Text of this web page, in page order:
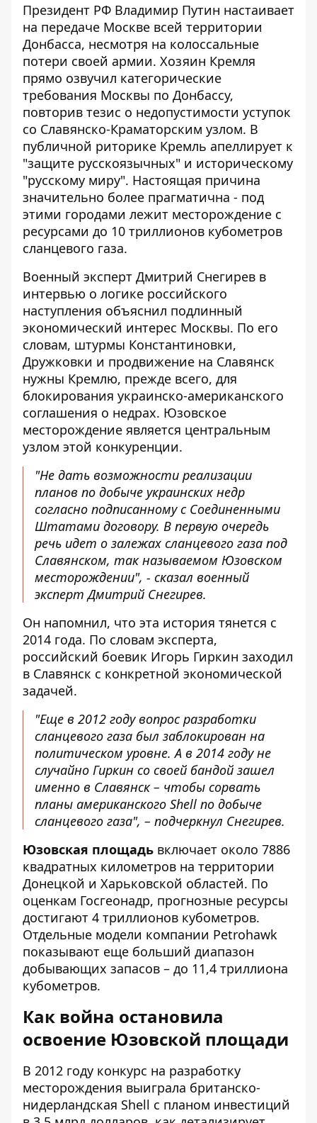
Президент РФ Владимир Путин настаивает
на передаче Москве всей территории
Донбасса, несмотря на колоссальные
потери своей армии. Хозяин Кремля
прямо озвучил категорические
требования Москвы по Донбассу,
повторив тезис о недопустимости уступок
со Славянско-Краматорским узлом. В
публичной риторике Кремль апеллирует к
"защите русскоязычных" и историческому
"русскому миру". Настоящая причина
значительно более прагматична - под
этими городами лежит месторождение с
ресурсами до 10 триллионов кубометров
сланцевого газа.
Военный эксперт Дмитрий Снегирев в
интервью о логике российского
наступления объяснил подлинный
экономический интерес Москвы. По его
словам, штурмы Константиновки,
Дружковки и продвижение на Славянск
нужны Кремлю, прежде всего, для
блокирования украинско-американского
соглашения о недрах. Юзовское
месторождение является центральным
узлом этой конкуренции.
"Не дать возможности реализации
планов по добыче украинских недр
согласно подписанному с Соединенными
Штатами договору. В первую очередь
речь идет о залежах сланцевого газа под
Славянском, так называемом Юзовском
месторождении", - сказал военный
эксперт Дмитрий Снегирев.
Он напомнил, что эта история тянется с
2014 года. По словам эксперта,
российский боевик Игорь Гиркин заходил
в Славянск с конкретной экономической
задачей.
"Еще в 2012 году вопрос разработки
сланцевого газа был заблокирован на
политическом уровне. А в 2014 году не
случайно Гиркин со своей бандой зашел
именно в Славянск – чтобы сорвать
планы американского Shell по добыче
сланцевого газа", – подчеркнул Снегирев.
Юзовская площадь включает около 7886
квадратных километров на территории
Донецкой и Харьковской областей. По
оценкам Госгеонадр, прогнозные ресурсы
достигают 4 триллионов кубометров.
Отдельные модели компании Petrohawk
показывают еще больший диапазон
добывающих запасов – до 11,4 триллиона
кубометров.
Как война остановила
освоение Юзовской площади
В 2012 году конкурс на разработку
месторождения выиграла британско-
нидерландская Shell с планом инвестиций